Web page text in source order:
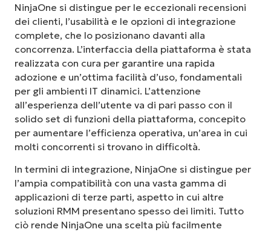
NinjaOne si distingue per le eccezionali recensioni
dei clienti, l’usabilità e le opzioni di integrazione
complete, che lo posizionano davanti alla
concorrenza. L’interfaccia della piattaforma è stata
realizzata con cura per garantire una rapida
adozione e un’ottima facilità d’uso, fondamentali
per gli ambienti IT dinamici. L’attenzione
all’esperienza dell’utente va di pari passo con il
solido set di funzioni della piattaforma, concepito
per aumentare l’efficienza operativa, un’area in cui
molti concorrenti si trovano in difficoltà.
In termini di integrazione, NinjaOne si distingue per
l’ampia compatibilità con una vasta gamma di
applicazioni di terze parti, aspetto in cui altre
soluzioni RMM presentano spesso dei limiti. Tutto
ciò rende NinjaOne una scelta più facilmente